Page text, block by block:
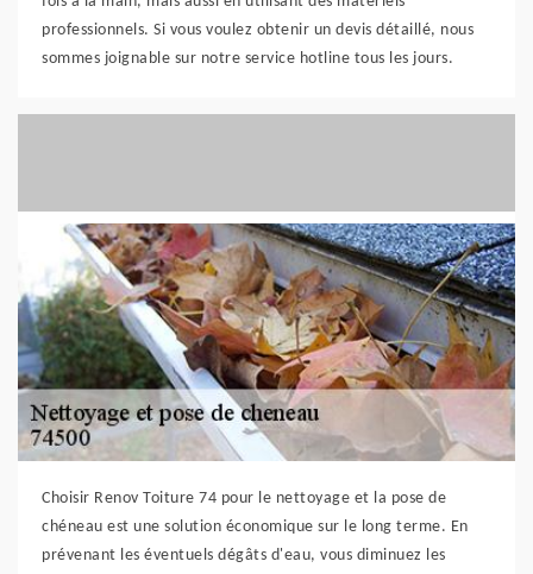
professionnels. Si vous voulez obtenir un devis détaillé, nous
sommes joignable sur notre service hotline tous les jours.
Choisir Renov Toiture 74 pour le nettoyage et la pose de
chéneau est une solution économique sur le long terme. En
prévenant les éventuels dégâts d'eau, vous diminuez les